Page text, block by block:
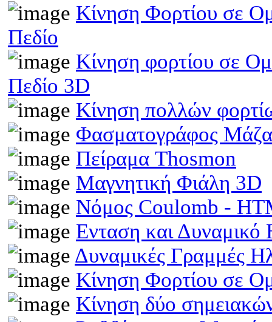
Κίνηση Φορτίου σε
Πεδίο
Κίνηση φορτίου σε
Πεδίο 3D
Κίνηση πολλών
Φασματογράφος
Πείραμα Thosmon
Μαγνητική Φιάλη 3D
Νόμος Coulomb -
Ενταση και
Δυναμικές Γραμμές
Κίνηση Φορτίου σε
Κίνηση δύο